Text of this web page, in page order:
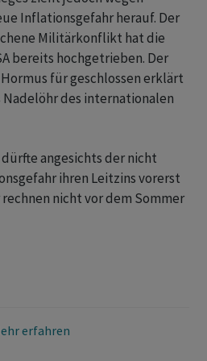
Inflationsgefahr herauf. Der
Militärkonflikt hat die
bereits hochgetrieben. ​Der
für geschlossen erklärt
Nadelöhr des internationalen
angesichts der nicht
ihren Leitzins vorerst
nicht vor dem Sommer
erfahren